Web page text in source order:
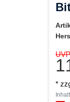
*
Inhalt